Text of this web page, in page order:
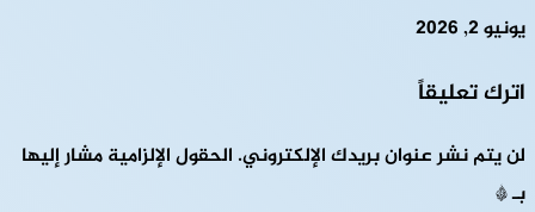
يونيو 2, 2026
اترك تعليقاً
لن يتم نشر عنوان بريدك الإلكتروني. الحقول الإلزامية مشار إليها
بـ*